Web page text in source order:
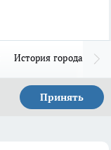
История города Н
Принять